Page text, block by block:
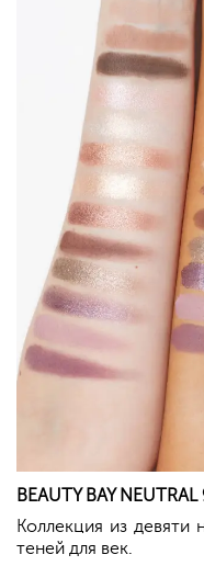
BEAUTY BAY
Коллекция из девяти
теней для век.